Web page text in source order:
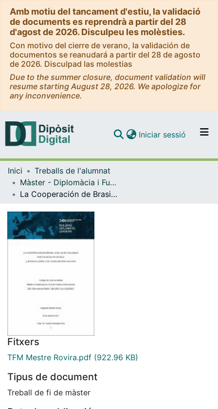
Amb motiu del tancament d'estiu, la validació
de documents es reprendrà a partir del 28
d'agost de 2026. Disculpeu les molèsties.
Con motivo del cierre de verano, la validación de
documentos se reanudará a partir del 28 de agosto
de 2026. Disculpad las molestias
Due to the summer closure, document validation will
resume starting August 28, 2026. We apologize for
any inconvenience.
Navega per tot el DD
Com publicar
Iniciar sessió (current)
Inici
Treballs de l'alumnat
Màster - Diplomàcia i Funció Pública Internacional
La Cooperación de Brasil con las ex colonias portuguesas en África: ¿Un buen ejemplo de Cooperación Sur-Sur?
Fitxers
TFM Mestre Rovira.pdf (922.96 KB)
Tipus de document
Treball de fi de màster